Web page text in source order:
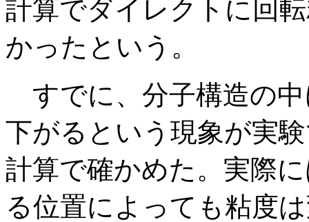
計算でダイレクトに回
かったという。
すでに、分子構造の
下がるという現象が実
計算で確かめた。実際
る位置によっても粘度